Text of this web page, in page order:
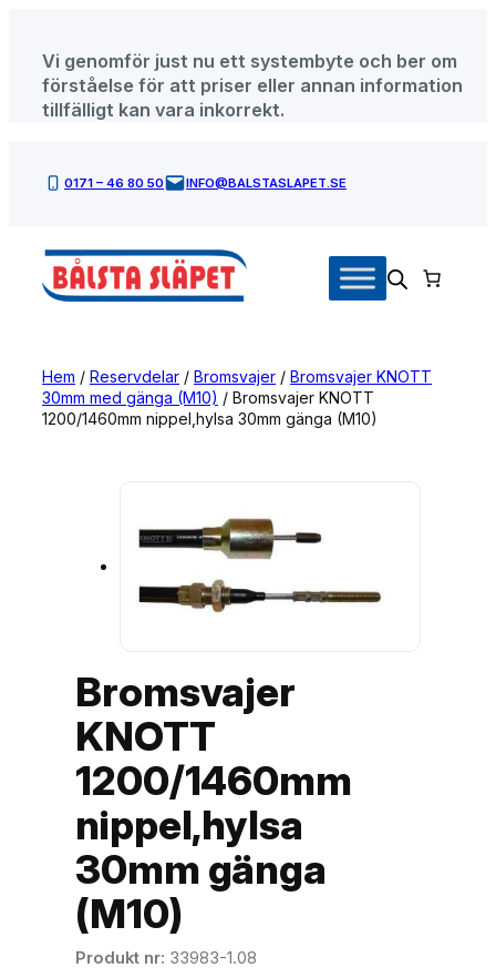
innehåll
Vi genomför just nu ett systembyte och ber om
förståelse för att priser eller annan information
tillfälligt kan vara inkorrekt.
0171 – 46 80 50 INFO@BALSTASLAPET.SE
Hem / Reservdelar / Bromsvajer / Bromsvajer KNOTT
30mm med gänga (M10) / Bromsvajer KNOTT
1200/1460mm nippel,hylsa 30mm gänga (M10)
Bromsvajer
KNOTT
1200/1460mm
nippel,hylsa
30mm gänga
(M10)
Produkt nr 33983-1.08